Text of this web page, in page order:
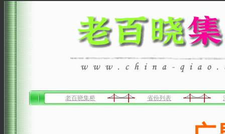
老百晓集桥 省份列表